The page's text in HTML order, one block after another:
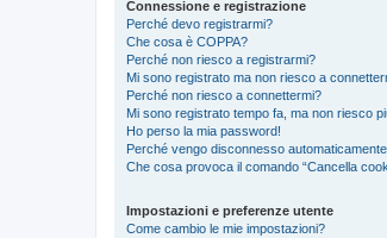
Connessione e registrazione
Perché devo registrarmi?
Che cosa è COPPA?
Perché non riesco a registrarmi?
Mi sono registrato ma non riesco a
Perché non riesco a connettermi?
Mi sono registrato tempo fa, ma non riesco
Ho perso la mia password!
Perché vengo disconnesso
Che cosa provoca il comando “Cancella
Impostazioni e preferenze utente
Come cambio le mie impostazioni?